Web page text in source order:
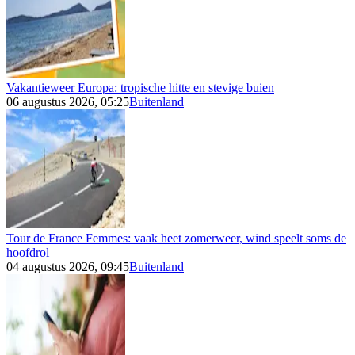
Vakantieweer Europa: tropische hitte en stevige buien
06 augustus 2026, 05:25Buitenland
Tour de France Femmes: vaak heet zomerweer, wind speelt soms de
hoofdrol
04 augustus 2026, 09:45Buitenland